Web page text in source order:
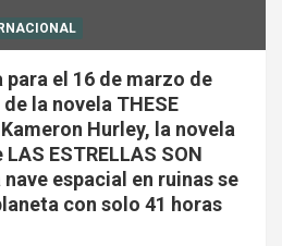
para el 16 de marzo de
la novela THESE
Kameron Hurley, la novela
ESTRELLAS SON
nave espacial en ruinas se
con solo 41 horas